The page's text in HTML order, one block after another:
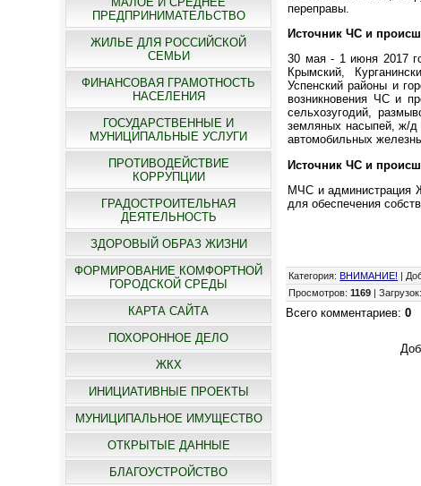
ПРЕДПРИНИМАТЕЛЬСТВО
ЖИЛЬЕ ДЛЯ РОССИЙСКОЙ
СЕМЬИ
ФИНАНСОВАЯ ГРАМОТНОСТЬ
НАСЕЛЕНИЯ
ГОСУДАРСТВЕННЫЕ И
МУНИЦИПАЛЬНЫЕ УСЛУГИ
ПРОТИВОДЕЙСТВИЕ
КОРРУПЦИИ
ГРАДОСТРОИТЕЛЬНАЯ
ДЕЯТЕЛЬНОСТЬ
ЗДОРОВЫЙ ОБРАЗ ЖИЗНИ
ФОРМИРОВАНИЕ КОМФОРТНОЙ
ГОРОДСКОЙ СРЕДЫ
КАРТА САЙТА
ПОХОРОННОЕ ДЕЛО
ЖКХ
ИНИЦИАТИВНЫЕ ПРОЕКТЫ
МУНИЦИПАЛЬНОЕ ИМУЩЕСТВО
ОТКРЫТЫЕ ДАННЫЕ
БЛАГОУСТРОЙСТВО
переправы.
Источник ЧС и
30 мая - 1 июня 2017
Крымский,
Успенский районы и
возникновения ЧС и
сельхозугодий,
земляных насыпей, ж/д
автомобильных
Источник ЧС и
МЧС и администрация
для обеспечения
Категория: ВНИМАНИЕ!
Просмотров:1169 |Загрузок
Всего комментариев:0